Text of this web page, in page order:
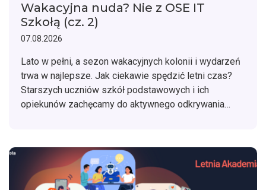
Wakacyjna nuda? Nie z OSE IT
Szkołą (cz. 2)
07.08.2026
Lato w pełni, a sezon wakacyjnych kolonii i wydarzeń
trwa w najlepsze. Jak ciekawie spędzić letni czas?
Starszych uczniów szkół podstawowych i ich
opiekunów zachęcamy do aktywnego odkrywania